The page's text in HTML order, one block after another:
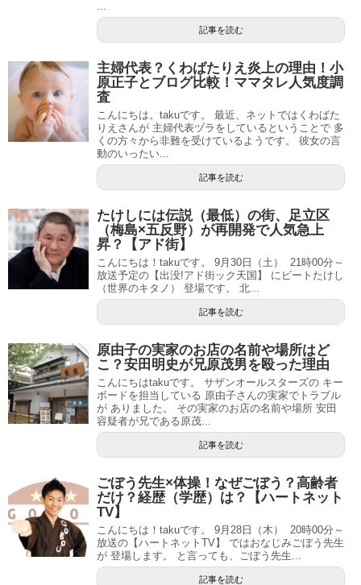
記事を読む
主婦代表？くわばたりえ炎上の理由！小
原正子とブログ比較！ママタレ人気度調
査
こんにちは。takuです。 最近、ネットではくわばた
りえさんが 主婦代表ヅラをしているということで 多
くの方々から非難を受けているようです。 彼女の言
動のいったい...
記事を読む
たけしには伝説（最低）の街、足立区
（梅島×五反野）が再開発で人気急上
昇？【アド街】
こんにちは！takuです。 9月30日（土） 21時00分～
放送予定の【出没!アド街ック天国】 にビートたけし
（世界のキタノ） 登場です。 北...
記事を読む
原由子の実家のお店の名前や場所はど
こ？安田明史が兄原茂男を殴った理由
こんにちはtakuです。 サザンオールスターズの キー
ボードを担当している 原由子さんの実家でトラブル
が ありました。 その実家のお店の名前や場所 安田
容疑者が兄である原茂...
記事を読む
ごぼう先生×体操！なぜごぼう？高齢者
だけ？経歴（学歴）は？【ハートネット
TV】
こんにちは！takuです。 9月28日（木） 20時00分～
放送の【ハートネットTV】 ではおなじみごぼう先生
が 登場します。 と言っても、ごぼう先生...
記事を読む